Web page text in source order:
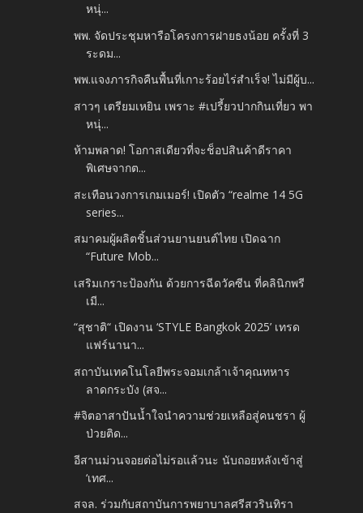
หนุ่...
พพ. จัดประชุมหารือโครงการฝายธงน้อย ครั้งที่ 3
ระดม...
พพ.แจงภารกิจคืนพื้นที่เกาะร้อยไร่สำเร็จ! ไม่มีผู้บ...
สาวๆ เตรียมเหยิน เพราะ #เปรี้ยวปากกินเที่ยว พา
หนุ่...
ห้ามพลาด! โอกาสเดียวที่จะช็อปสินค้าดีราคา
พิเศษจากต...
สะเทือนวงการเกมเมอร์! เปิดตัว “realme 14 5G
series...
สมาคมผู้ผลิตชิ้นส่วนยานยนต์ไทย เปิดฉาก
“Future Mob...
เสริมเกราะป้องกัน ด้วยการฉีดวัคซีน ที่คลินิกพรี
เมี...
“สุชาติ“ เปิดงาน ‘STYLE Bangkok 2025’ เทรด
แฟร์นานา...
สถาบันเทคโนโลยีพระจอมเกล้าเจ้าคุณทหาร
ลาดกระบัง (สจ...
#จิตอาสาปันน้ำใจนำความช่วยเหลือสู่คนชรา ผู้
ป่วยติด...
อีสานม่วนจอยต่อไม่รอแล้วนะ นับถอยหลังเข้าสู่
‘เทศ...
สจล. ร่วมกับสถาบันการพยาบาลศรีสวรินทิรา